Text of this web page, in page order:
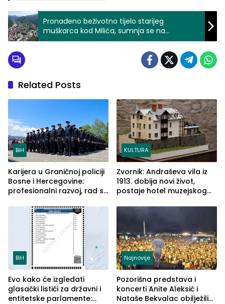
Pronađeno beživotno tijelo starijeg
muškarca kod Milića, sumnja se na
smrzavanje
Related Posts
BiH
Karijera u Graničnoj policiji
Bosne i Hercegovine:
profesionalni razvoj, rad sa
služba građanima
KULTURA
Zvornik: Andraševa vila iz
1913. dobija novi život,
postaje hotel muzejskog
BiH
Evo kako će izgledati
glasački listići za državni i
entitetske parlamente:
Najnovije
Pozorišna predstava i
koncerti Anite Aleksić i
Nataše Bekvalac obilježili